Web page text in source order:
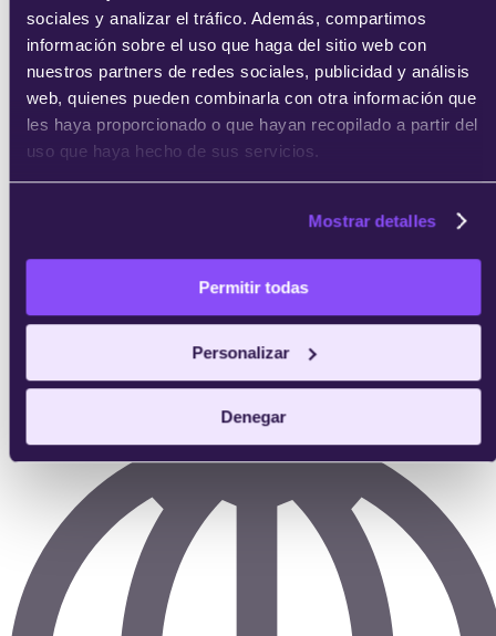
sociales y analizar el tráfico. Además, compartimos
información sobre el uso que haga del sitio web con
nuestros partners de redes sociales, publicidad y análisis
web, quienes pueden combinarla con otra información que
les haya proporcionado o que hayan recopilado a partir del
uso que haya hecho de sus servicios.
Mostrar detalles
Permitir todas
Personalizar
Denegar
Profesor:Profesional del sector en activo